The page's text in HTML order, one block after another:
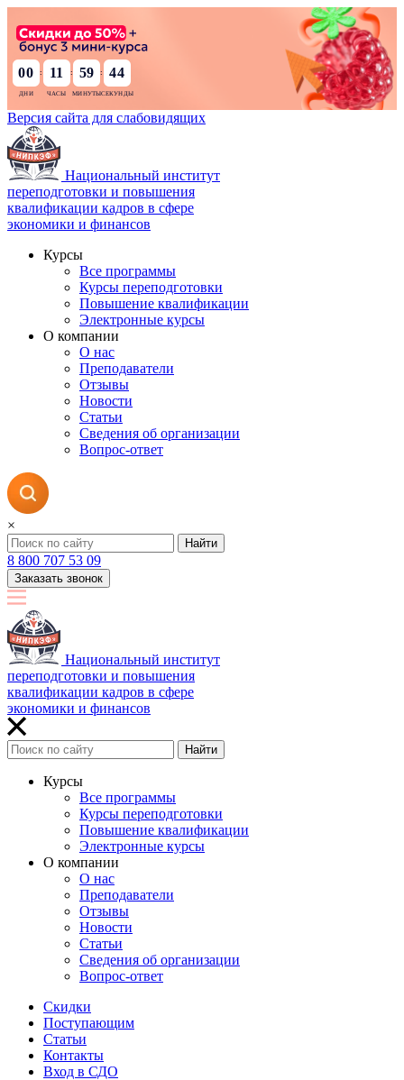
00 : 11 : 59 : 43
Версия сайта для слабовидящих
Национальный институт
переподготовки и повышения
квалификации кадров в сфере
экономики и финансов
Курсы
Все программы
Курсы переподготовки
Повышение квалификации
Электронные курсы
О компании
О нас
Преподаватели
Отзывы
Новости
Статьи
Сведения об организации
Вопрос-ответ
×
Найти
8 800 707 53 09
Заказать звонок
Национальный институт
переподготовки и повышения
квалификации кадров в сфере
экономики и финансов
Найти
Курсы
Все программы
Курсы переподготовки
Повышение квалификации
Электронные курсы
О компании
О нас
Преподаватели
Отзывы
Новости
Статьи
Сведения об организации
Вопрос-ответ
Скидки
Поступающим
Статьи
Контакты
Вход в СДО